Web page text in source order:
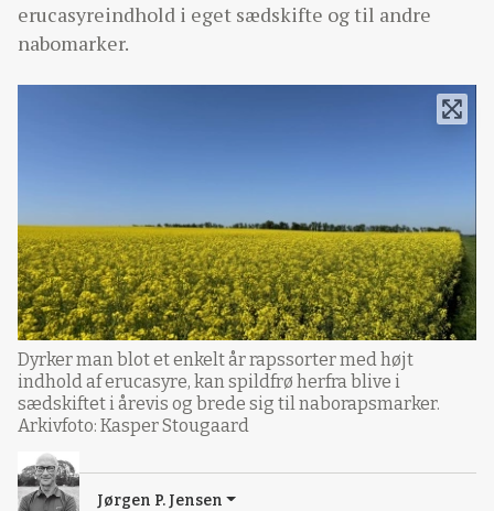
erucasyreindhold i eget sædskifte og til andre
nabomarker.
Dyrker man blot et enkelt år rapssorter med højt
indhold af erucasyre, kan spildfrø herfra blive i
sædskiftet i årevis og brede sig til naborapsmarker.
Arkivfoto: Kasper Stougaard
Jørgen P. Jensen